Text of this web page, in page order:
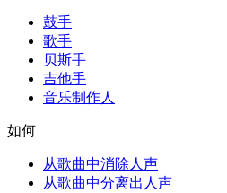
鼓手
歌手
贝斯手
吉他手
音乐制作人
如何
从歌曲中消除人声
从歌曲中分离出人声